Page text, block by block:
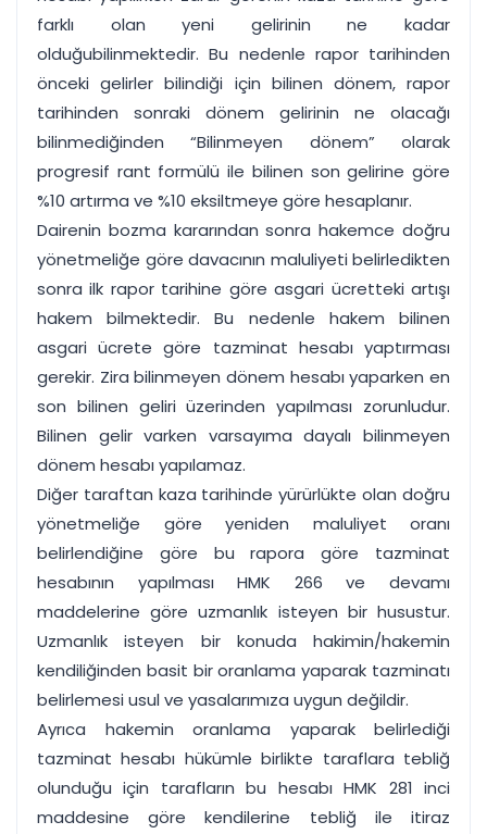
farklı olan yeni gelirinin ne kadar
olduğubilinmektedir. Bu nedenle rapor tarihinden
önceki gelirler bilindiği için bilinen dönem, rapor
tarihinden sonraki dönem gelirinin ne olacağı
bilinmediğinden “Bilinmeyen dönem” olarak
progresif rant formülü ile bilinen son gelirine göre
%10 artırma ve %10 eksiltmeye göre hesaplanır.
Dairenin bozma kararından sonra hakemce doğru
yönetmeliğe göre davacının maluliyeti belirledikten
sonra ilk rapor tarihine göre asgari ücretteki artışı
hakem bilmektedir. Bu nedenle hakem bilinen
asgari ücrete göre tazminat hesabı yaptırması
gerekir. Zira bilinmeyen dönem hesabı yaparken en
son bilinen geliri üzerinden yapılması zorunludur.
Bilinen gelir varken varsayıma dayalı bilinmeyen
dönem hesabı yapılamaz.
Diğer taraftan kaza tarihinde yürürlükte olan doğru
yönetmeliğe göre yeniden maluliyet oranı
belirlendiğine göre bu rapora göre tazminat
hesabının yapılması HMK 266 ve devamı
maddelerine göre uzmanlık isteyen bir husustur.
Uzmanlık isteyen bir konuda hakimin/hakemin
kendiliğinden basit bir oranlama yaparak tazminatı
belirlemesi usul ve yasalarımıza uygun değildir.
Ayrıca hakemin oranlama yaparak belirlediği
tazminat hesabı hükümle birlikte taraflara tebliğ
olunduğu için tarafların bu hesabı HMK 281 inci
maddesine göre kendilerine tebliğ ile itiraz